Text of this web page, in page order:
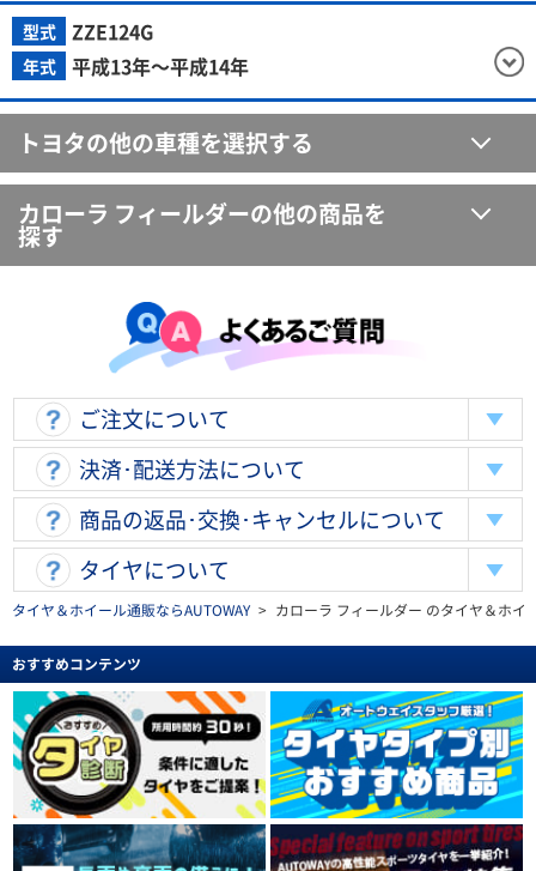
型式 ZZE124G
年式 平成13年～平成14年
トヨタの他の車種を選択する
カローラ フィールダーの他の商品を
探す
ご注文について
決済･配送方法について
商品の返品･交換･キャンセルについて
タイヤについて
タイヤ＆ホイール通販ならAUTOWAY > カローラ フィールダー のタイヤ＆ホイ
おすすめコンテンツ